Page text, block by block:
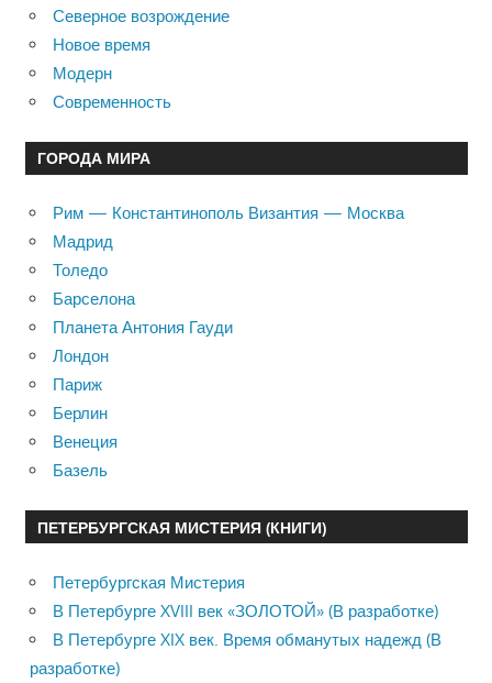
Северное возрождение
Новое время
Модерн
Современность
ГОРОДА МИРА
Рим — Константинополь Византия — Москва
Мадрид
Толедо
Барселона
Планета Антония Гауди
Лондон
Париж
Берлин
Венеция
Базель
ПЕТЕРБУРГСКАЯ МИСТЕРИЯ (КНИГИ)
Петербургская Мистерия
В Петербурге XVIII век «ЗОЛОТОЙ» (В разработке)
В Петербурге XIX век. Время обманутых надежд (В
разработке)